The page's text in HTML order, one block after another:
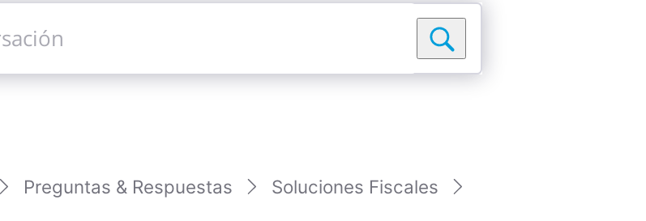
Preguntas & Respuestas
Soluciones Fiscales